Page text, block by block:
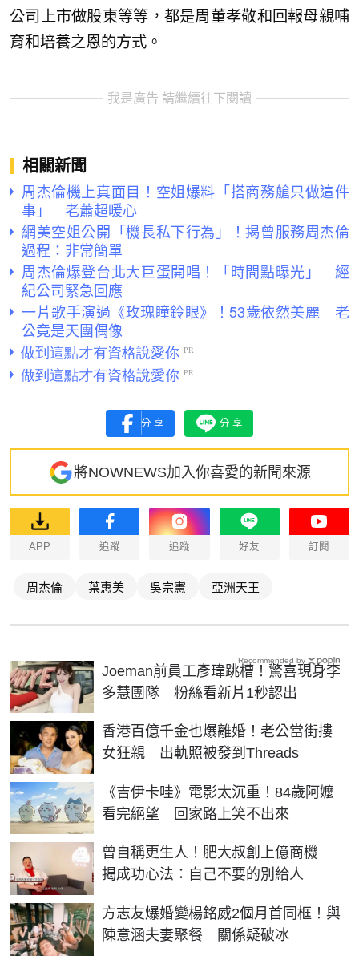
公司上市做股東等等，都是周董孝敬和回報母親哺
育和培養之恩的方式。
我是廣告 請繼續往下閱讀
相關新聞
周杰倫機上真面目！空姐爆料「搭商務艙只做這件
事」 老蕭超暖心
網美空姐公開「機長私下行為」！揭曾服務周杰倫
過程：非常簡單
周杰倫爆登台北大巨蛋開唱！「時間點曝光」 經
紀公司緊急回應
一片歌手演過《玫瑰瞳鈴眼》！53歲依然美麗 老
公竟是天團偶像
分享 分享
將NOWNEWS加入你喜愛的新聞來源
APP 追蹤 追蹤 好友 訂閱
周杰倫 葉惠美 吳宗憲 亞洲天王
Joeman前員工彥瑋跳槽！驚喜現身李
多慧團隊 粉絲看新片1秒認出
香港百億千金也爆離婚！老公當街摟
女狂親 出軌照被發到Threads
《吉伊卡哇》電影太沉重！84歲阿嬤
看完絕望 回家路上笑不出來
曾自稱更生人！肥大叔創上億商機
揭成功心法：自己不要的別給人
方志友爆婚變楊銘威2個月首同框！與
陳意涵夫妻聚餐 關係疑破冰
Recommended by